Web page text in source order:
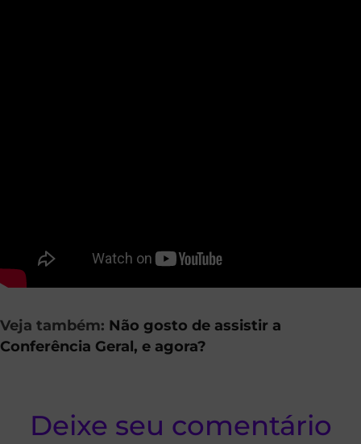
Veja também: Não gosto de assistir a
Conferência Geral, e agora?
Deixe seu comentário